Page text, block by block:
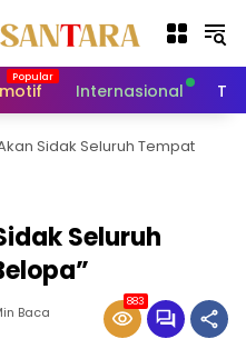
Internasional
Sidak Seluruh Tempat
Seluruh
Baca
883